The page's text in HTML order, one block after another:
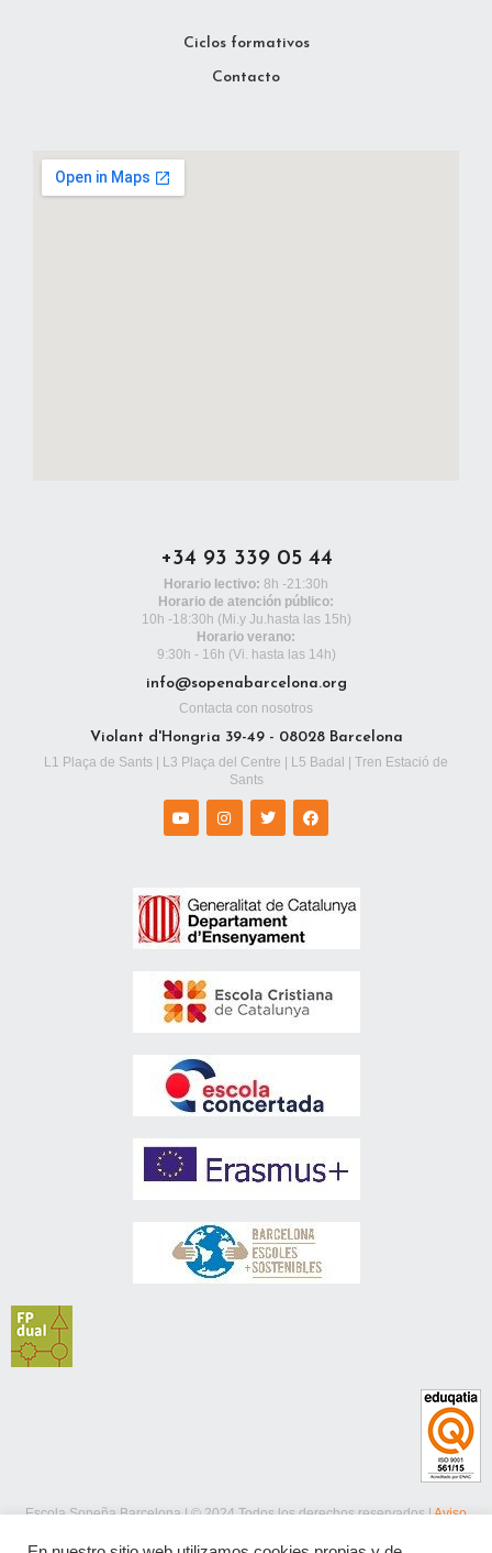
Ciclos formativos
Contacto
+34 93 339 05 44
Horario lectivo: 8h -21:30h
Horario de atención público:
10h -18:30h (Mi.y Ju.hasta las 15h)
Horario verano:
9:30h - 16h (Vi. hasta las 14h)
info@sopenabarcelona.org
Contacta con nosotros
Violant d'Hongria 39-49 - 08028 Barcelona
L1 Plaça de Sants | L3 Plaça del Centre | L5 Badal | Tren Estació de
Sants
Escola Sopeña Barcelona | © 2024 Todos los derechos reservados |Aviso